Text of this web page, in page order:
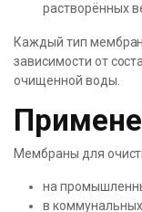
растворённых
Каждый тип
зависимости от
очищенной воды.
Мембраны для
на
в